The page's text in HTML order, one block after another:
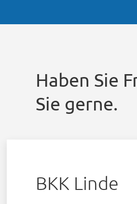
Haben Sie
Sie gerne.
BKK Linde